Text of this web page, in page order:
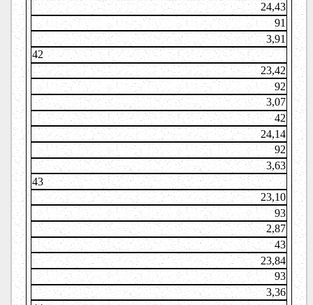
24,43
91
3,91
42
23,42
92
3,07
42
24,14
92
3,63
43
23,10
93
2,87
43
23,84
93
3,36